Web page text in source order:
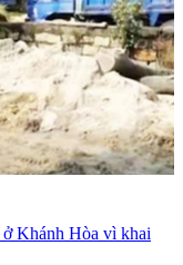
Khánh Hòa vì khai